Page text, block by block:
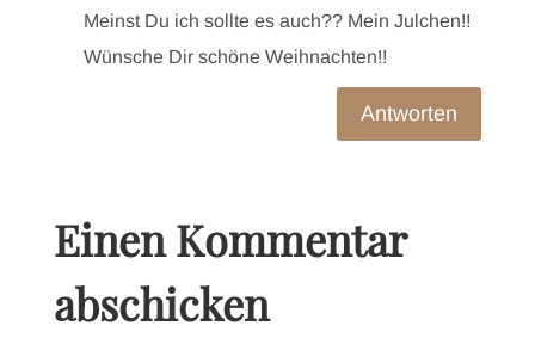
Meinst Du ich sollte es auch?? Mein Julchen!!
Wünsche Dir schöne Weihnachten!!
Antworten
Einen Kommentar
abschicken